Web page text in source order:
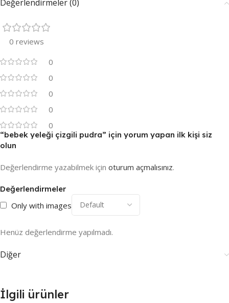
Değerlendirmeler (0)
0 reviews
0
0
0
0
0
Değerlendirmeler
Only with images
Henüz değerlendirme yapılmadı.
“bebek yeleği çizgili pudra” için yorum yapan ilk kişi siz
olun
Değerlendirme yazabilmek için oturum açmalısınız.
Diğer
İlgili ürünler